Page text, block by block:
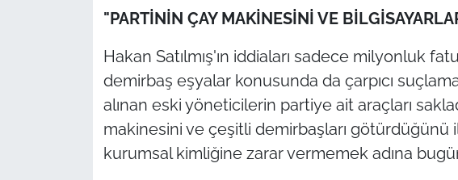
"PARTİNİN ÇAY MAKİNESİNİ VE
Hakan Satılmış'ın iddiaları sadece milyonluk
demirbaş eşyalar konusunda da çarpıcı
alınan eski yöneticilerin partiye ait araçları
makinesini ve çeşitli demirbaşları götürdüğünü
kurumsal kimliğine zarar vermemek adına